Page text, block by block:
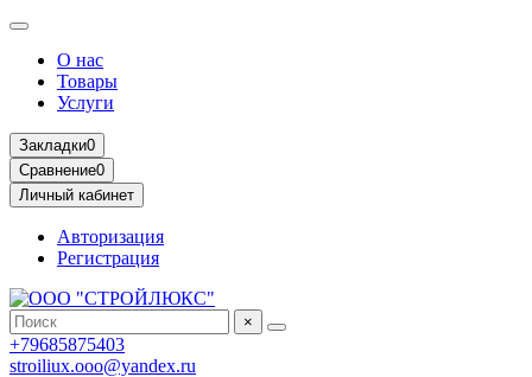
О нас
Товары
Услуги
Закладки0
Сравнение0
Личный кабинет
Авторизация
Регистрация
×
+79685875403
stroiliux.ooo@yandex.ru